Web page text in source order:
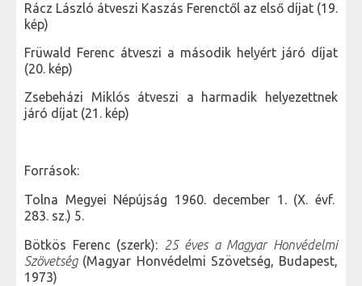
Rácz László átveszi Kaszás Ferenctől az első díjat (19.
kép)
Früwald Ferenc átveszi a második helyért járó díjat
(20. kép)
Zsebeházi Miklós átveszi a harmadik helyezettnek
járó díjat (21. kép)
Források:
Tolna Megyei Népújság 1960. december 1. (X. évf.
283. sz.) 5.
Bötkös Ferenc (szerk): 25 éves a Magyar Honvédelmi
Szövetség(Magyar Honvédelmi Szövetség, Budapest,
1973)